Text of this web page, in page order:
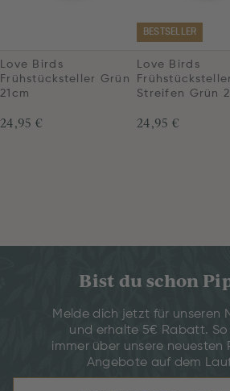
Love Birds
Frühstücksteller Grün
21cm
24,95 €
BESTSELLER
Love Birds
Frühstücksteller
Streifen Grün
24,95 €
Bist du schon
Melde dich jetzt für unseren
und erhalte 5€ Rabatt.
immer über unsere neuesten
Angebote auf dem